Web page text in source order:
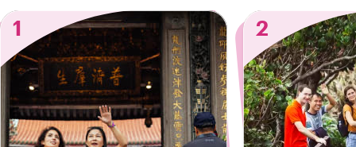
1
2